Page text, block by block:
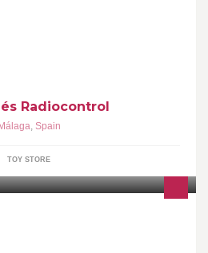
Radiocontrol
Málaga, Spain
TOY STORE